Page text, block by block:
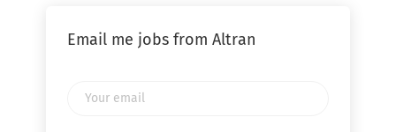
Email me jobs from Altran